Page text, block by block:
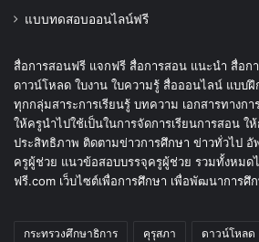
แบบทดสอบออนไลน์ฟรี
สื่อการสอนฟรี แจกฟรี สื่อการสอน แนะนำ สื่อก
ดาวน์โหลด ใบงาน ใบความรู้ สื่อออนไลน์ แบบ
ทุกกลุ่มสาระการเรียนรู้ บทความ เอกสารทางก
ให้ครูนำไปใช้เป็นในการจัดการเรียนการสอน ใ
ประสิทธิภาพ ติดตามข่าวการศึกษา ข่าวทั่วไป
ครูผู้ช่วย แนวข้อสอบบรรจุครูผู้ช่วย รวมทั้งหม
ฟรี.com เว็บไซต์เพื่อการศึกษา เพื่อพัฒนาการศึ
กระทรวงศึกษาธิการ คุรุสภา ดาวน์โหลด